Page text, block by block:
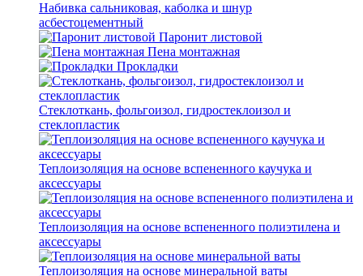
Набивка сальниковая, каболка и шнур
асбестоцементный
Паронит листовой
Пена монтажная
Прокладки
Стеклоткань, фольгоизол, гидростеклоизол и
стеклопластик
Теплоизоляция на основе вспененного каучука и
аксессуары
Теплоизоляция на основе вспененного полиэтилена и
аксессуары
Теплоизоляция на основе минеральной ваты